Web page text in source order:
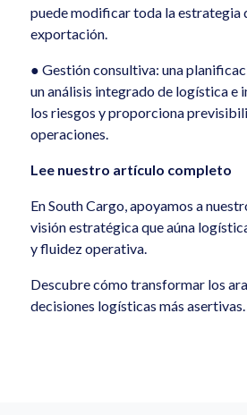
puede modificar toda la estrategia
exportación.
● Gestión consultiva: una
un análisis integrado de logística e
los riesgos y proporciona
operaciones.
Lee nuestro artículo completo
En South Cargo, apoyamos a
visión estratégica que aúna
y fluidez operativa.
Descubre cómo transformar los
decisiones logísticas más asertivas.